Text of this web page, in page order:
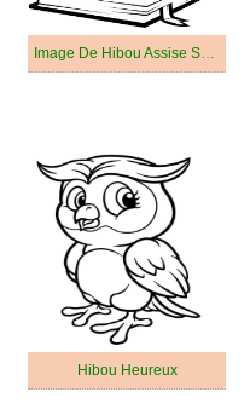
Image De Hibou Assise Sur Un Livre
Hibou Heureux